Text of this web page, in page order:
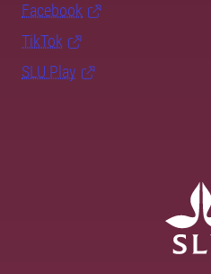
Facebook
TikTok
SLU Play